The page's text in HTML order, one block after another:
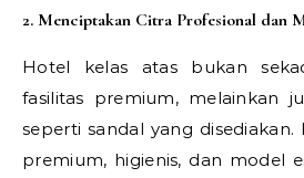
2. Menciptakan Citra Profesional dan
Hotel kelas atas bukan
fasilitas premium, melainkan
seperti sandal yang
premium, higienis, dan model